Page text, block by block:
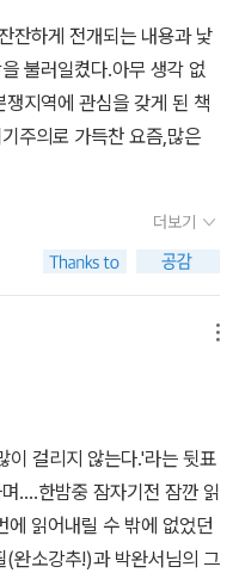
실행.이후 미국으로 망영
비밀(하산이 자신의 이복동
신이 내면 깊숙이 눌러 놓
는 데도 아무런 행동도 취
와 책임(하산의 아들인 소
러나 결국은 자신이 입양
그런 마음가짐이 아미르의
국은 성숙한 인간으로 변
권하고 읽어야 한다고 생각
다.청소년은 물론 어른들
잔하게 전개되는 내용과 낯
불러일켰다.아무 생각 없
지역에 관심을 갖게 된 책
주의로 가득찬 요즘,많은
더보기
이 걸리지 않는다.'라는 뒷표
....한밤중 잠자기전 잠깐 읽
에 읽어내릴 수 밖에 없었던
(완소강추!)과 박완서님의 그